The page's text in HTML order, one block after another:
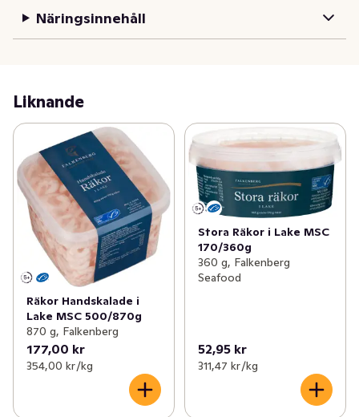
Näringsinnehåll
Liknande
Räkor Handskalade i
Lake MSC 500/870g
870 g, Falkenberg
177,00 kr
354,00 kr /kg
Stora Räkor i Lake MSC
170/360g
360 g, Falkenberg
Seafood
52,95 kr
311,47 kr /kg